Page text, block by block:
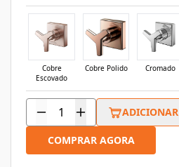
Cobre
Escovado
Cobre Polido Cromado
ADICIONAR
COMPRAR AGORA